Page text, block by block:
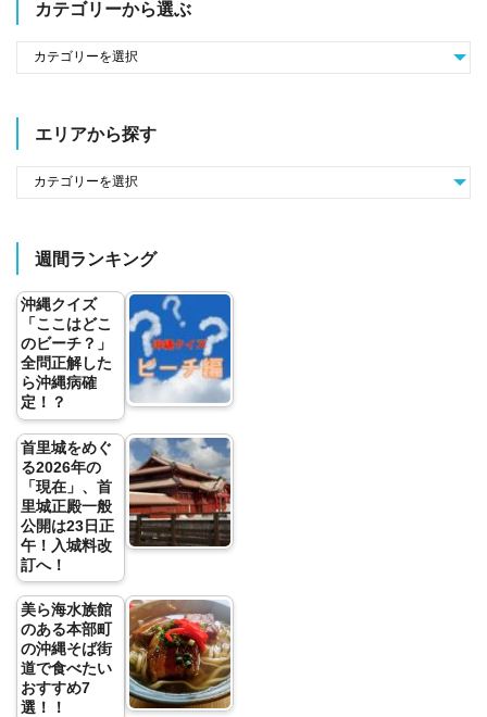
カテゴリーから選ぶ
エリアから探す
週間ランキング
沖縄クイズ
「ここはどこ
のビーチ？」
全問正解した
ら沖縄病確
定！？
首里城をめぐ
る2026年の
「現在」、首
里城正殿一般
公開は23日正
午！入城料改
訂へ！
美ら海水族館
のある本部町
の沖縄そば街
道で食べたい
おすすめ7
選！！